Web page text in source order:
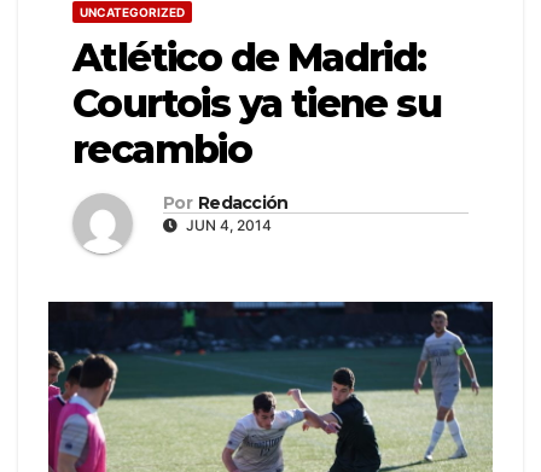
UNCATEGORIZED
Atlético de Madrid:
Courtois ya tiene su
recambio
Por Redacción
JUN 4, 2014